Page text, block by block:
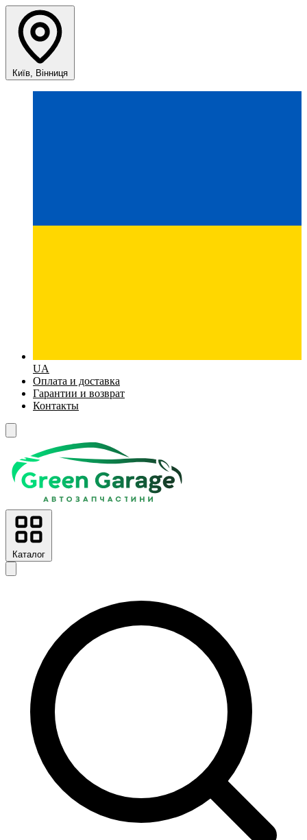
Київ, Вінниця
UA
Оплата и доставка
Гарантии и возврат
Контакты
Каталог